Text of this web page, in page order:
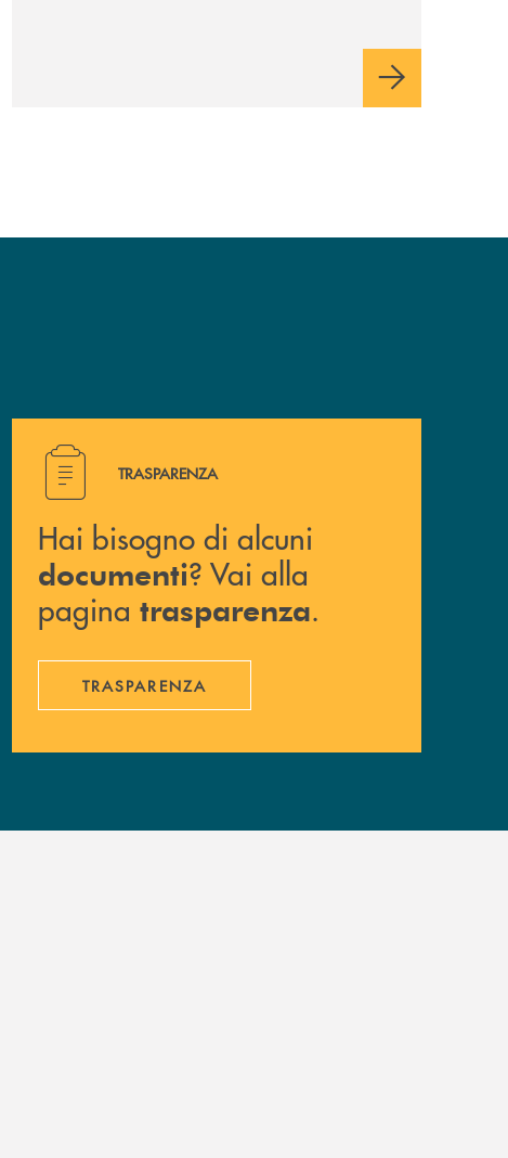
Hai bisogno di alcuni documenti ? Vai alla pagina
TRASPARENZA
Hai bisogno di alcuni
documenti? Vai alla
pagina trasparenza.
TRASPARENZA